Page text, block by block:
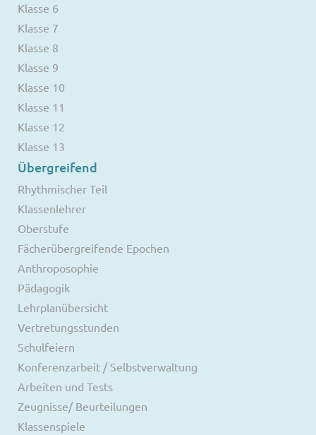
Klasse 6
Klasse 7
Klasse 8
Klasse 9
Klasse 10
Klasse 11
Klasse 12
Klasse 13
Übergreifend
Rhythmischer Teil
Klassenlehrer
Oberstufe
Fächerübergreifende Epochen
Anthroposophie
Pädagogik
Lehrplanübersicht
Vertretungsstunden
Schulfeiern
Konferenzarbeit / Selbstverwaltung
Arbeiten und Tests
Zeugnisse/ Beurteilungen
Klassenspiele